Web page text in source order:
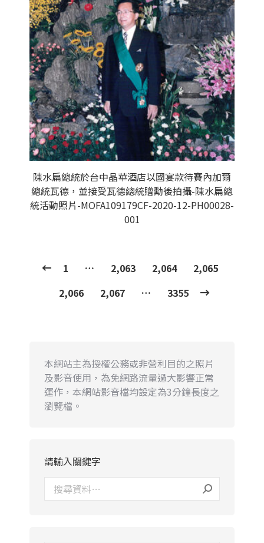
陳水扁總統於台中晶華酒店以國宴款待賽內加爾
總統瓦德，並接受瓦德總統贈勳後拍攝-陳水扁總
統活動照片-MOFA109179CF-2020-12-PH00028-
001
1 … 2,063 2,064
2,065
2,066
2,067 … 3355
本網站主為授權公務或非營利目的之照片
及影音使用，為免網路流量過大影響正常
運作，本網站影音檔均設定為3分鐘長度之
瀏覽檔。
請輸入關鍵字